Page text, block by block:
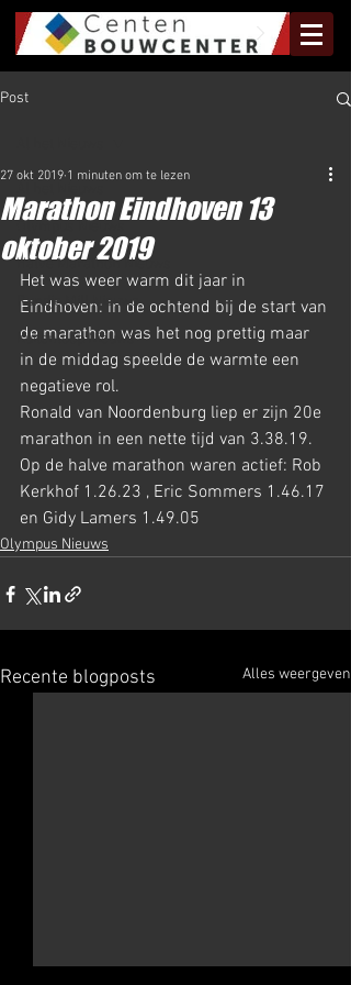
Post
Olympus Nieuws
Halve Marathon Nieuws
Rundje Mill Nieuws
Kuilenloop Nieuws
Marathon Eindhoven 13
oktober 2019
27 okt 2019 1 minuten om te lezen
Het was weer warm dit jaar in
Eindhoven: in de ochtend bij de start van
de marathon was het nog prettig maar
in de middag speelde de warmte een
negatieve rol.
Ronald van Noordenburg liep er zijn 20e
marathon in een nette tijd van 3.38.19.
Op de halve marathon waren actief: Rob
Kerkhof 1.26.23 , Eric Sommers 1.46.17
en Gidy Lamers 1.49.05
Olympus Nieuws
Recente blogposts Alles weergeven